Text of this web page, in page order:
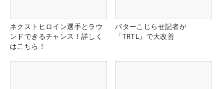
ネクストヒロイン選手とラウ
ンドできるチャンス！詳しく
はこちら！
パターこじらせ記者が
「TRTL」で大改善